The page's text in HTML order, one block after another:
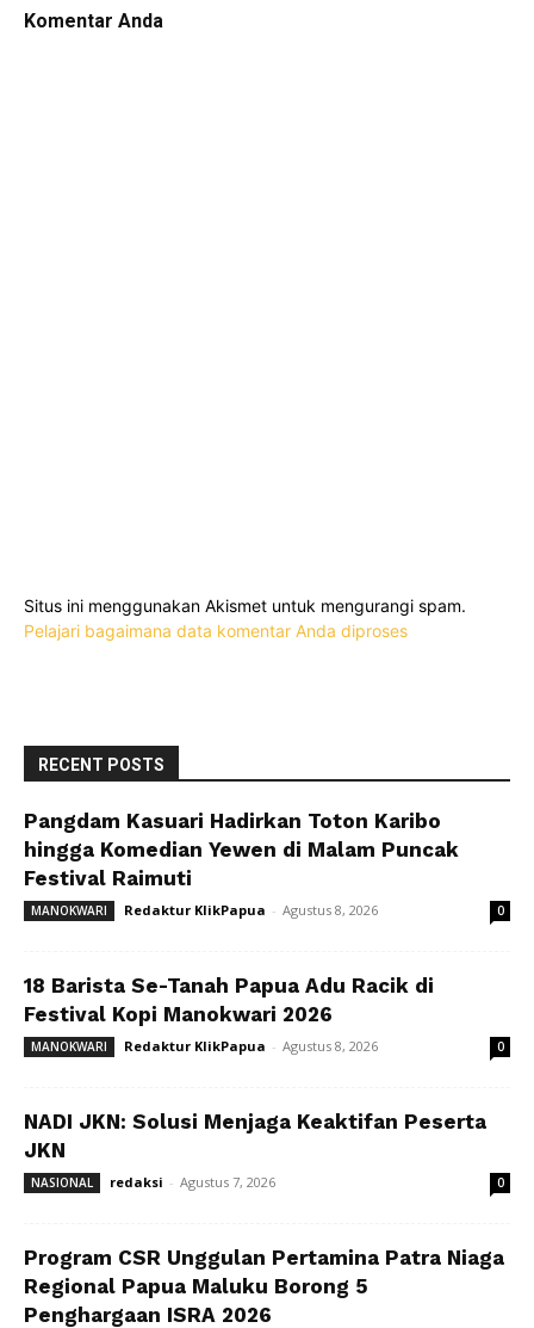
Komentar Anda
Situs ini menggunakan Akismet untuk mengurangi spam.
Pelajari bagaimana data komentar Anda diproses
RECENT POSTS
Pangdam Kasuari Hadirkan Toton Karibo
hingga Komedian Yewen di Malam Puncak
Festival Raimuti
MANOKWARI Redaktur KlikPapua - Agustus 8, 2026 0
18 Barista Se-Tanah Papua Adu Racik di
Festival Kopi Manokwari 2026
MANOKWARI Redaktur KlikPapua - Agustus 8, 2026 0
NADI JKN: Solusi Menjaga Keaktifan Peserta
JKN
NASIONAL redaksi - Agustus 7, 2026 0
Program CSR Unggulan Pertamina Patra Niaga
Regional Papua Maluku Borong 5
Penghargaan ISRA 2026